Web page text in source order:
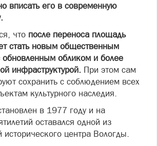
вписать его в современную
что после переноса площадь
стать новым общественным
обновленным обликом и более
инфраструктурой. При этом сам
сохранить с соблюдением всех
культурного наследия.
в 1977 году и на
оставался одной из
исторического центра Вологды.